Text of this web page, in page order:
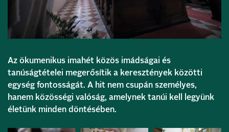
Az ökumenikus imahét közös imádságai és
tanúságtételei megerősítik a keresztények közötti
egység fontosságát. A hit nem csupán személyes,
hanem közösségi valóság, amelynek tanúi kell legyünk
életünk minden döntésében.